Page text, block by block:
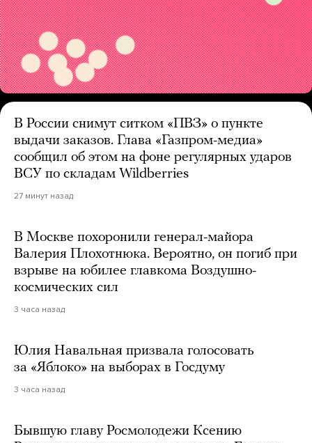
В России снимут ситком «ПВЗ» о пункте
выдачи заказов. Глава «Газпром-медиа»
сообщил об этом на фоне регулярных ударов
ВСУ по складам Wildberries
27 минут назад
В Москве похоронили генерал-майора
Валерия Плохотнюка. Вероятно, он погиб при
взрыве на юбилее главкома Воздушно-
космических сил
3 часа назад
Юлия Навальная призвала голосовать
за «Яблоко» на выборах в Госдуму
3 часа назад
Бывшую главу Росмолодежи Ксению